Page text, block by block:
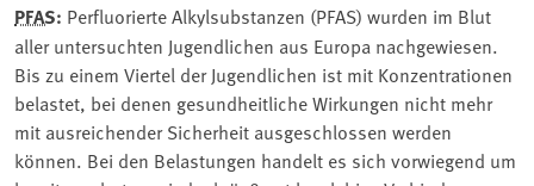
PFAS: Perfluorierte Alkylsubstanzen (PFAS) wurden im Blut
aller untersuchten Jugendlichen aus Europa nachgewiesen.
Bis zu einem Viertel der Jugendlichen ist mit Konzentrationen
belastet, bei denen gesundheitliche Wirkungen nicht mehr
mit ausreichender Sicherheit ausgeschlossen werden
können. Bei den Belastungen handelt es sich vorwiegend um